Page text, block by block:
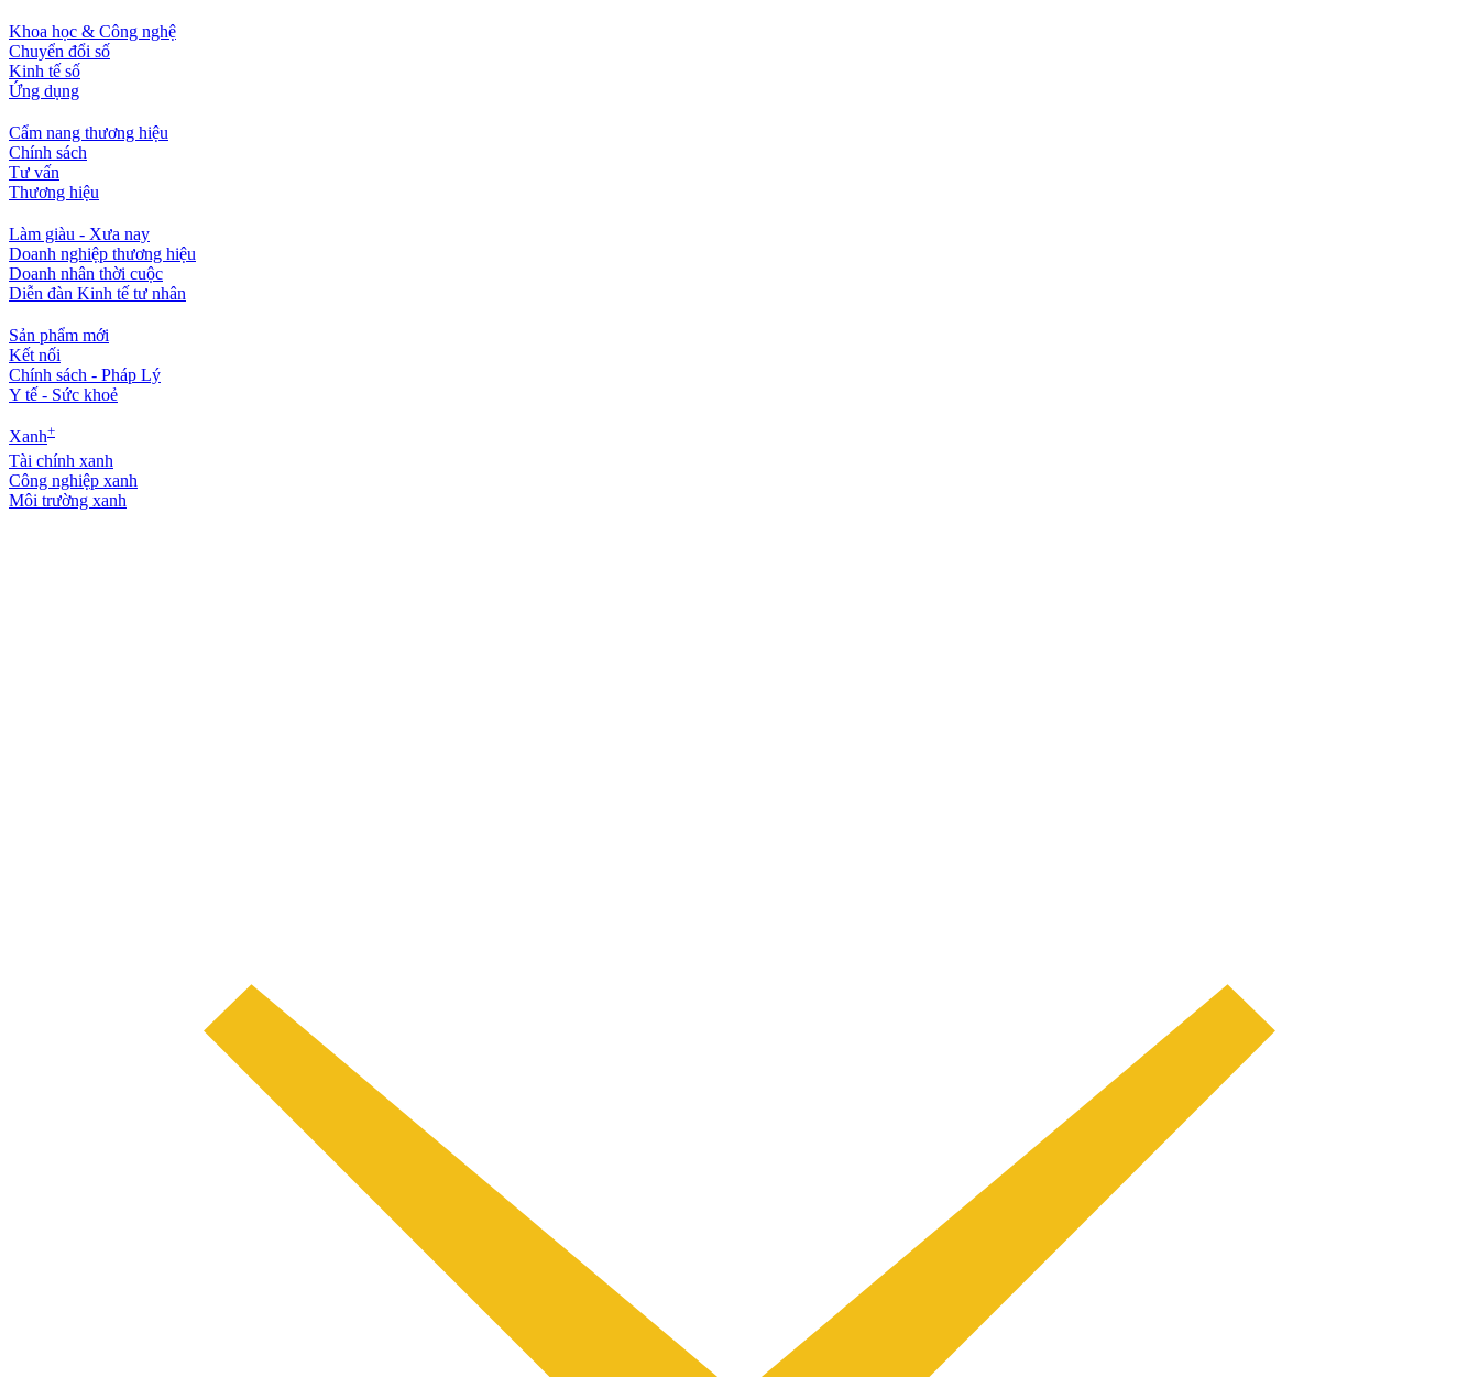
Khoa học & Công nghệ
Chuyển đổi số
Kinh tế số
Ứng dụng
Cẩm nang thương hiệu
Chính sách
Tư vấn
Thương hiệu
Làm giàu - Xưa nay
Doanh nghiệp thương hiệu
Doanh nhân thời cuộc
Diễn đàn Kinh tế tư nhân
Sản phẩm mới
Kết nối
Chính sách - Pháp Lý
Y tế - Sức khoẻ
Xanh+
Tài chính xanh
Công nghiệp xanh
Môi trường xanh